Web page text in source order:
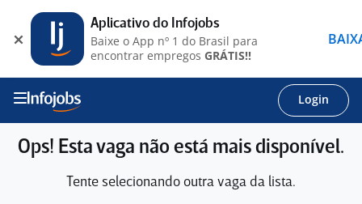
Login
Ops! Esta vaga não está mais disponível.
Tente selecionando outra vaga da lista.
Aplicativo do Infojobs
Baixe o App nº 1 do Brasil para
encontrar empregos GRÁTIS!!